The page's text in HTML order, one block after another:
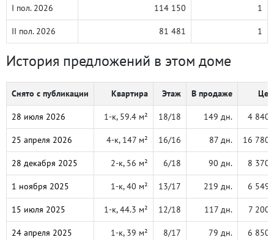
I пол. 2026 114 150 1
II пол. 2026 81 481 1
История предложений в этом доме
Снято с публикации Квартира Этаж В продаже
28 июля 2026 1-к, 59.4 м² 18/18 149 дн. 4 840
25 апреля 2026 4-к, 147 м² 16/16 87 дн. 16 780
28 декабря 2025 2-к, 56 м² 6/18 90 дн. 8 370
1 ноября 2025 1-к, 40 м² 13/17 219 дн. 6 549
15 июля 2025 1-к, 44.3 м² 12/18 117 дн. 7 200
24 апреля 2025 1-к, 39 м² 8/17 79 дн. 6 850